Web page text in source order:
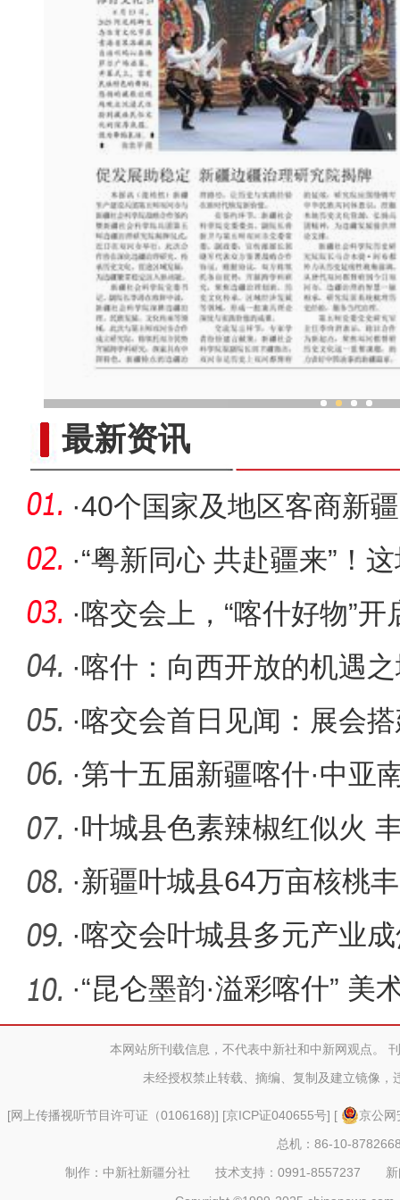
最新资讯
·40个国家及地区客商新
·“粤新同心 共赴疆来”！
字决赛
·喀交会上，“喀什好物”开
·喀什：向西开放的机遇
交会观察
·喀交会首日见闻：展会
台
·第十五届新疆喀什·中亚
·叶城县色素辣椒红似火
·新疆叶城县64万亩核桃
行助力乡
·喀交会叶城县多元产业
多元吸睛
·“昆仑墨韵·溢彩喀什” 美
本网站所刊载信息，不代表中新社和中新网观点。
未经授权禁止转载、摘编、复制及建立镜像，
[网上传播视听节目许可证（0106168)] [京ICP证040655号] [
京公
总机：86-10-
制作：中新社新疆分社 技术支持：0991-8557237